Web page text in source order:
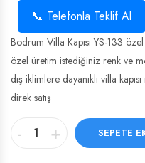
📞 Telefonla Teklif Al
Bodrum Villa Kapısı YS-133
özel üretim istediğiniz renk ve
dış iklimlere dayanıklı villa
direk satış
- + SEPETE